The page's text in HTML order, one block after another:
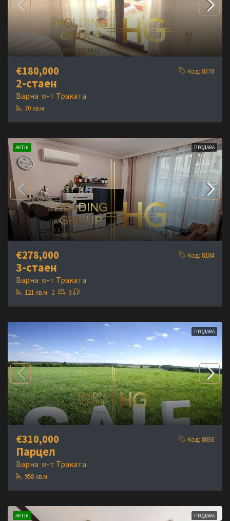
€180,000 Код: 8378
2-стаен
Варна м-т Траката
70 кв.м
ПРОДАВА
АКТ16
€278,000 Код: 8184
3-стаен
Варна м-т Траката
121 кв.м 2 3
ПРОДАВА
€310,000 Код: 8036
Парцел
Варна м-т Траката
958 кв.м
ПРОДАВА
АКТ16